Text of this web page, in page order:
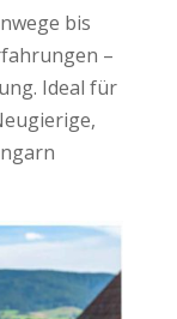
bis
–
Ideal für